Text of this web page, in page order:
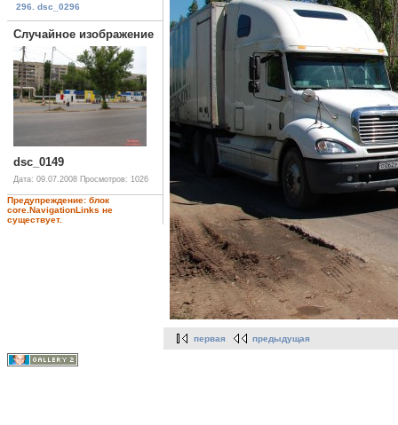
296. dsc_0296
Случайное изображение
dsc_0149
Дата: 09.07.2008 Просмотров: 1026
Предупреждение: блок
core.NavigationLinks не
существует.
первая предыдущая